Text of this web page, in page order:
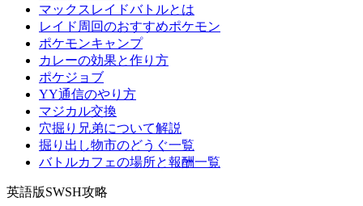
マックスレイドバトルとは
レイド周回のおすすめポケモン
ポケモンキャンプ
カレーの効果と作り方
ポケジョブ
YY通信のやり方
マジカル交換
穴掘り兄弟について解説
掘り出し物市のどうぐ一覧
バトルカフェの場所と報酬一覧
英語版SWSH攻略